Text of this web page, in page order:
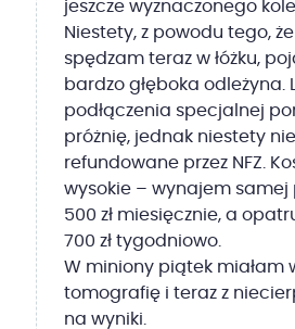
jeszcze wyznaczonego
Niestety, z powodu tego,
spędzam teraz w łóżku,
bardzo głęboka odleżyna.
podłączenia specjalnej
próżnię, jednak niestety
refundowane przez NFZ.
wysokie – wynajem
500 zł miesięcznie, a
700 zł tygodniowo.
W miniony piątek miałam
tomografię i teraz z
na wyniki.